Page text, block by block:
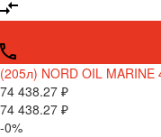
(205л) NORD OIL
74 438.27 ₽
74 438.27 ₽
-0%